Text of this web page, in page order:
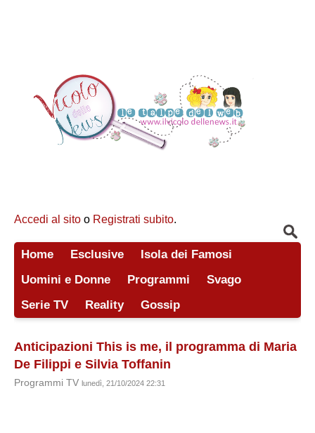
Accedi al sito o Registrati subito.
Home Esclusive
Isola dei Famosi
Uomini e Donne
Programmi
Svago
Serie TV
Reality Gossip
Anticipazioni This is me, il programma di Maria
De Filippi e Silvia Toffanin
Programmi TV lunedì, 21/10/2024 22:31